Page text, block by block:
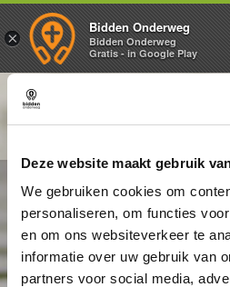
Deze website maakt gebruik
We gebruiken cookies om
personaliseren, om functies
en om ons websiteverkeer te
informatie over uw gebruik van
partners voor social media,
×
Bidden Onderweg
Bidden Onderweg
Gratis - in Google Play